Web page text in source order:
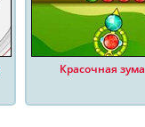
Красочная зума